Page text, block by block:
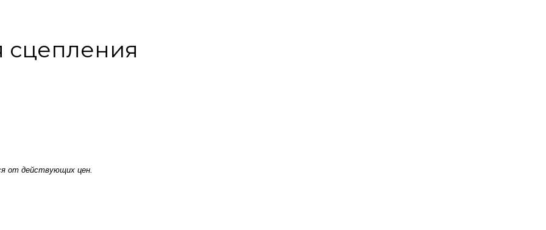
сцепления
от действующих цен.